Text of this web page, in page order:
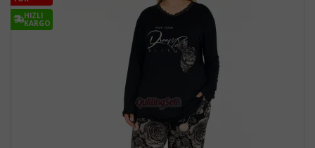
HIZLI
KARGO